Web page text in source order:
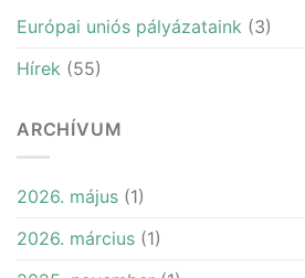
Európai uniós pályázataink (3)
Hírek (55)
ARCHÍVUM
2026. május (1)
2026. március (1)